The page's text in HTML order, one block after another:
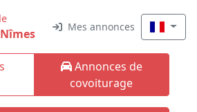
Mes annonces
Annonces de
covoiturage